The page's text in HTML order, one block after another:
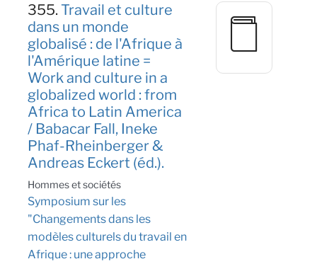
355.Travail et culture
dans un monde
globalisé : de l'Afrique à
l'Amérique latine =
Work and culture in a
globalized world : from
Africa to Latin America
/ Babacar Fall, Ineke
Phaf-Rheinberger &
Andreas Eckert (éd.).
Hommes et sociétés
Symposium sur les
"Changements dans les
modèles culturels du travail en
Afrique : une approche